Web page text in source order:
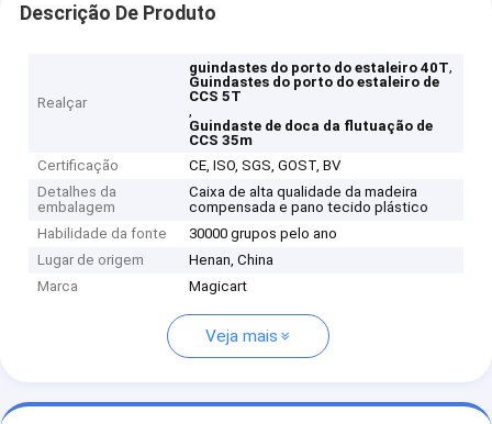
Descrição De Produto
Realçar
guindastes do porto do estaleiro 40T,
Guindastes do porto do estaleiro de
CCS 5T
,
Guindaste de doca da flutuação de
CCS 35m
Certificação
CE, ISO, SGS, GOST, BV
Detalhes da
embalagem
Caixa de alta qualidade da madeira
compensada e pano tecido plástico
Habilidade da fonte
30000 grupos pelo ano
Lugar de origem
Henan, China
Marca
Magicart
Veja mais